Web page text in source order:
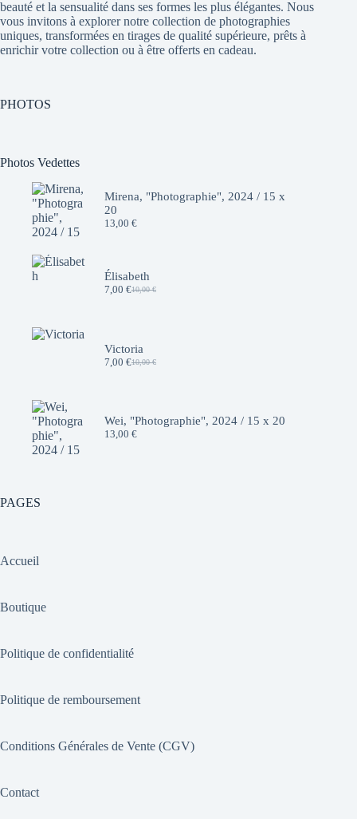
beauté et la sensualité dans ses formes les plus élégantes. Nous
vous invitons à explorer notre collection de photographies
uniques, transformées en tirages de qualité supérieure, prêts à
enrichir votre collection ou à être offerts en cadeau.
PHOTOS
Photos Vedettes
Mirena, "Photographie", 2024 / 15 x
20
13,00 €
Élisabeth
10,00€
Le
10,00 €.
7,00 €Le
7,00 €.
Victoria
10,00€
Le
10,00 €.
7,00 €Le
7,00 €.
Wei, "Photographie", 2024 / 15 x 20
13,00 €
PAGES
Accueil
Boutique
Politique de confidentialité
Politique de remboursement
Conditions Générales de Vente (CGV)
Contact